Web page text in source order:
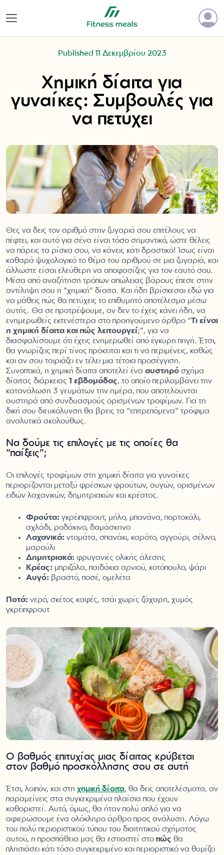
Published 11 Δεκεμβρίου 2023
Χημική δίαιτα για
γυναίκες: Συμβουλές για
να πετύχει
Θες να δεις τον αριθμό στην ζυγαριά σου επιτέλους να
πέφτει, και αυτό για σένα είναι τόσο σημαντικό, ώστε θέλεις
να πάρεις τα ρίσκα σου, να κάνεις κάτι δραστικό! Ίσως είναι
καθαρά ψυχολογικό το θέμα του αριθμού σε μια ζυγαριά, και
άλλωστε είσαι ελεύθερη να αποφασίζεις για τον εαυτό σου.
Μέσα από αναζήτηση τρόπων απώλειας βάρους έπεσε στην
αντίληψη σου η “χημική” δίαιτα. Και ήδη βρίσκεσαι εδώ για
να μάθεις πώς θα πετύχεις το επιθυμητό αποτέλεσμα μέσω
αυτής. Θα σε προτρέψουμε, αν δεν το έχεις κάνει ήδη, να
ενημερωθείς εκτενέστερα στο προηγούμενο άρθρο “Τι είναι
η χημική δίαιτα και πώς λειτουργεί ;”, για να
διασφαλίσουμε ότι έχεις ενημερωθεί από έγκυρη πηγή. Έτσι,
θα γνωρίζεις περί τίνος πρόκειται και τι να περιμένεις, καθώς
και αν σου ταιριάζει εν τέλει μια τέτοια προσέγγιση.
Συνοπτικά, η χημική δίαιτα αποτελεί ένα αυστηρό σχήμα
δίαιτας διάρκειας 1 εβδομάδας, το οποίο περιλαμβάνει την
κατανάλωση 3 γευμάτων την ημέρα, που αποτελούνται
αυστηρά από συνδυασμούς ορισμένων τροφίμων. Για τη
δική σου διευκόλυνση θα βρεις τα “επιτρεπόμενα” τρόφιμα
αναλυτικά ακολούθως.
Να δούμε τις επιλογές με τις οποίες θα
“παίξεις”;
Οι επιλογές τροφίμων στη χημική δίαιτα για γυναίκες
περιορίζονται μεταξύ φρέσκων φρούτων, αυγών, ορισμένων
ειδών λαχανικών, δημητριακών και κρέατος.
Φρούτα: γκρέιπφρουτ, μήλο, μπανάνα, πορτοκάλι,
αχλάδι, ροδάκινο, δαμάσκηνο
Λαχανικά: ντομάτα, σπανάκι, καρότο, αγγούρι, σέλινο,
μαρούλι
Δημητριακά: φρυγανιές ολικής άλεσης
Κρέας: μπριζόλα, παϊδάκια αρνιού, κοτόπουλο, ψάρι
Αυγό: βραστό, ποσέ, ομελέτα
Ποτά: νερό, σκέτος καφές, τσάι χωρίς ζάχαρη, χυμός
γκρέιπφρουτ
Ο βαθμός επιτυχίας μιας δίαιτας κρύβεται
στον βαθμό προσκόλλησης σου σε αυτή
Έτσι, λοιπόν, και στη χημική δίαιτα, θα δεις αποτελέσματα, αν
παραμείνεις στα συγκεκριμένα πλαίσια που έχουν
καθοριστεί. Αυτό, όμως, θα ήταν πολύ απλό για να
αφιερώσουμε ένα ολόκληρο άρθρο προς ανάλυση. Λόγω
του πολύ περιοριστικού τύπου του διαιτητικού σχήματος
αυτού, η προσπάθεια μας θα εστιαστεί στο πώς θα
πλησιάσει κάτι τόσο συγκεκριμένο και περιοριστικό να θυμίζει